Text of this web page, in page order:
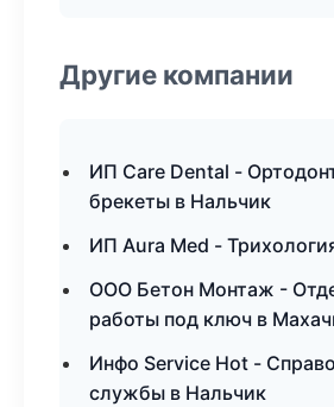
Другие компании
ИП Care Dental -
брекеты в Нальчик
ИП Aura Med -
ООО Бетон Монтаж -
работы под ключ в
Инфо Service Hot -
службы в Нальчик